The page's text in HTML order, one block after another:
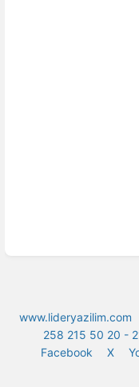
www.lideryazilim.com
258 215 50 20 -
Facebook
X